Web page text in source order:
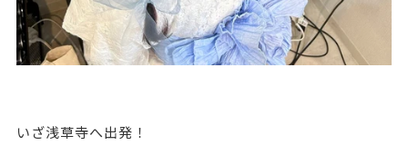
いざ浅草寺へ出発！